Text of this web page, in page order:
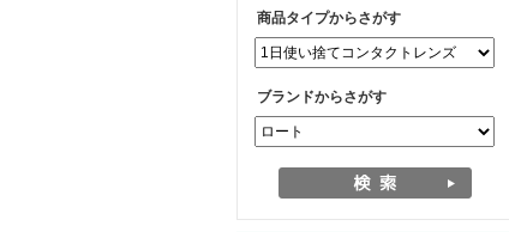
商品タイプからさがす
ブランドからさがす